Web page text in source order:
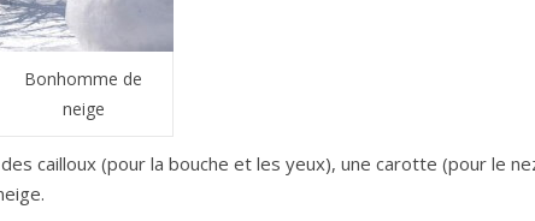
Bonhomme de
neige
cailloux (pour la bouche et les yeux), une carotte (pour le